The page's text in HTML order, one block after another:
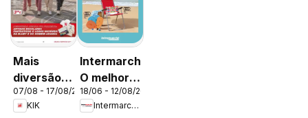
Mais
diversão
no
regresso
07/08 - 17/08/2026
KIK
Intermarché
O melhor
no verão
18/06 - 12/08/2026
Intermarché